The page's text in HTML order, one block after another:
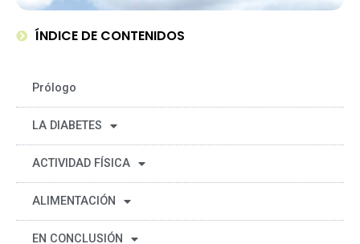
ÍNDICE DE CONTENIDOS
Prólogo
LA DIABETES
ACTIVIDAD FÍSICA
ALIMENTACIÓN
EN CONCLUSIÓN